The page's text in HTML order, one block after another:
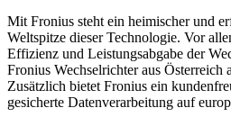
Mit Fronius steht ein heimischer und
Weltspitze dieser Technologie. Vor
Effizienz und Leistungsabgabe der
Fronius Wechselrichter aus Österreich
Zusätzlich bietet Fronius ein
gesicherte Datenverarbeitung auf